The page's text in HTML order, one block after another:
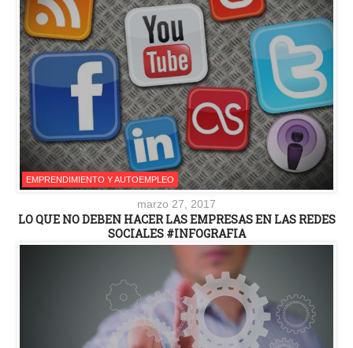
EMPRENDIMIENTO Y AUTOEMPLEO
marzo 27, 2017
LO QUE NO DEBEN HACER LAS EMPRESAS EN LAS REDES
SOCIALES #INFOGRAFIA